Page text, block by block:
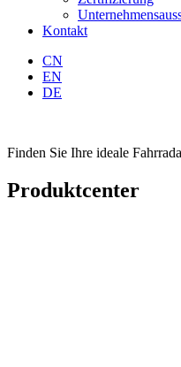
Kontakt
CN
EN
DE
Finden Sie Ihre ideale
Produktcenter